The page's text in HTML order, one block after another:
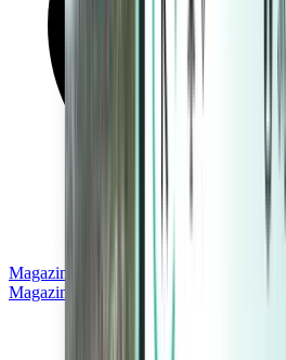
Magazine
Magazine